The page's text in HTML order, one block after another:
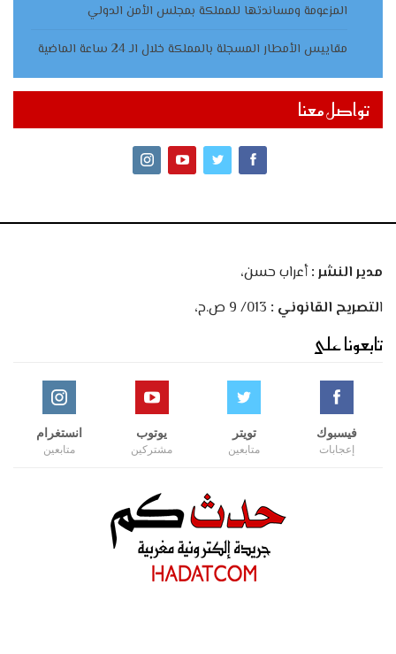
المزعومة ومساندتها للمملكة بمجلس الأمن الدولي
مقاييس الأمطار المسجلة بالمملكة خلال الـ 24 ساعة الماضية
تواصل معنا
مدير النشر :أعراب حسن،
التصريح القانوني :
تابعونا على
فيسبوك
إعجابات
تويتر
متابعين
يوتوب
مشتركين
انستغرام
متابعين